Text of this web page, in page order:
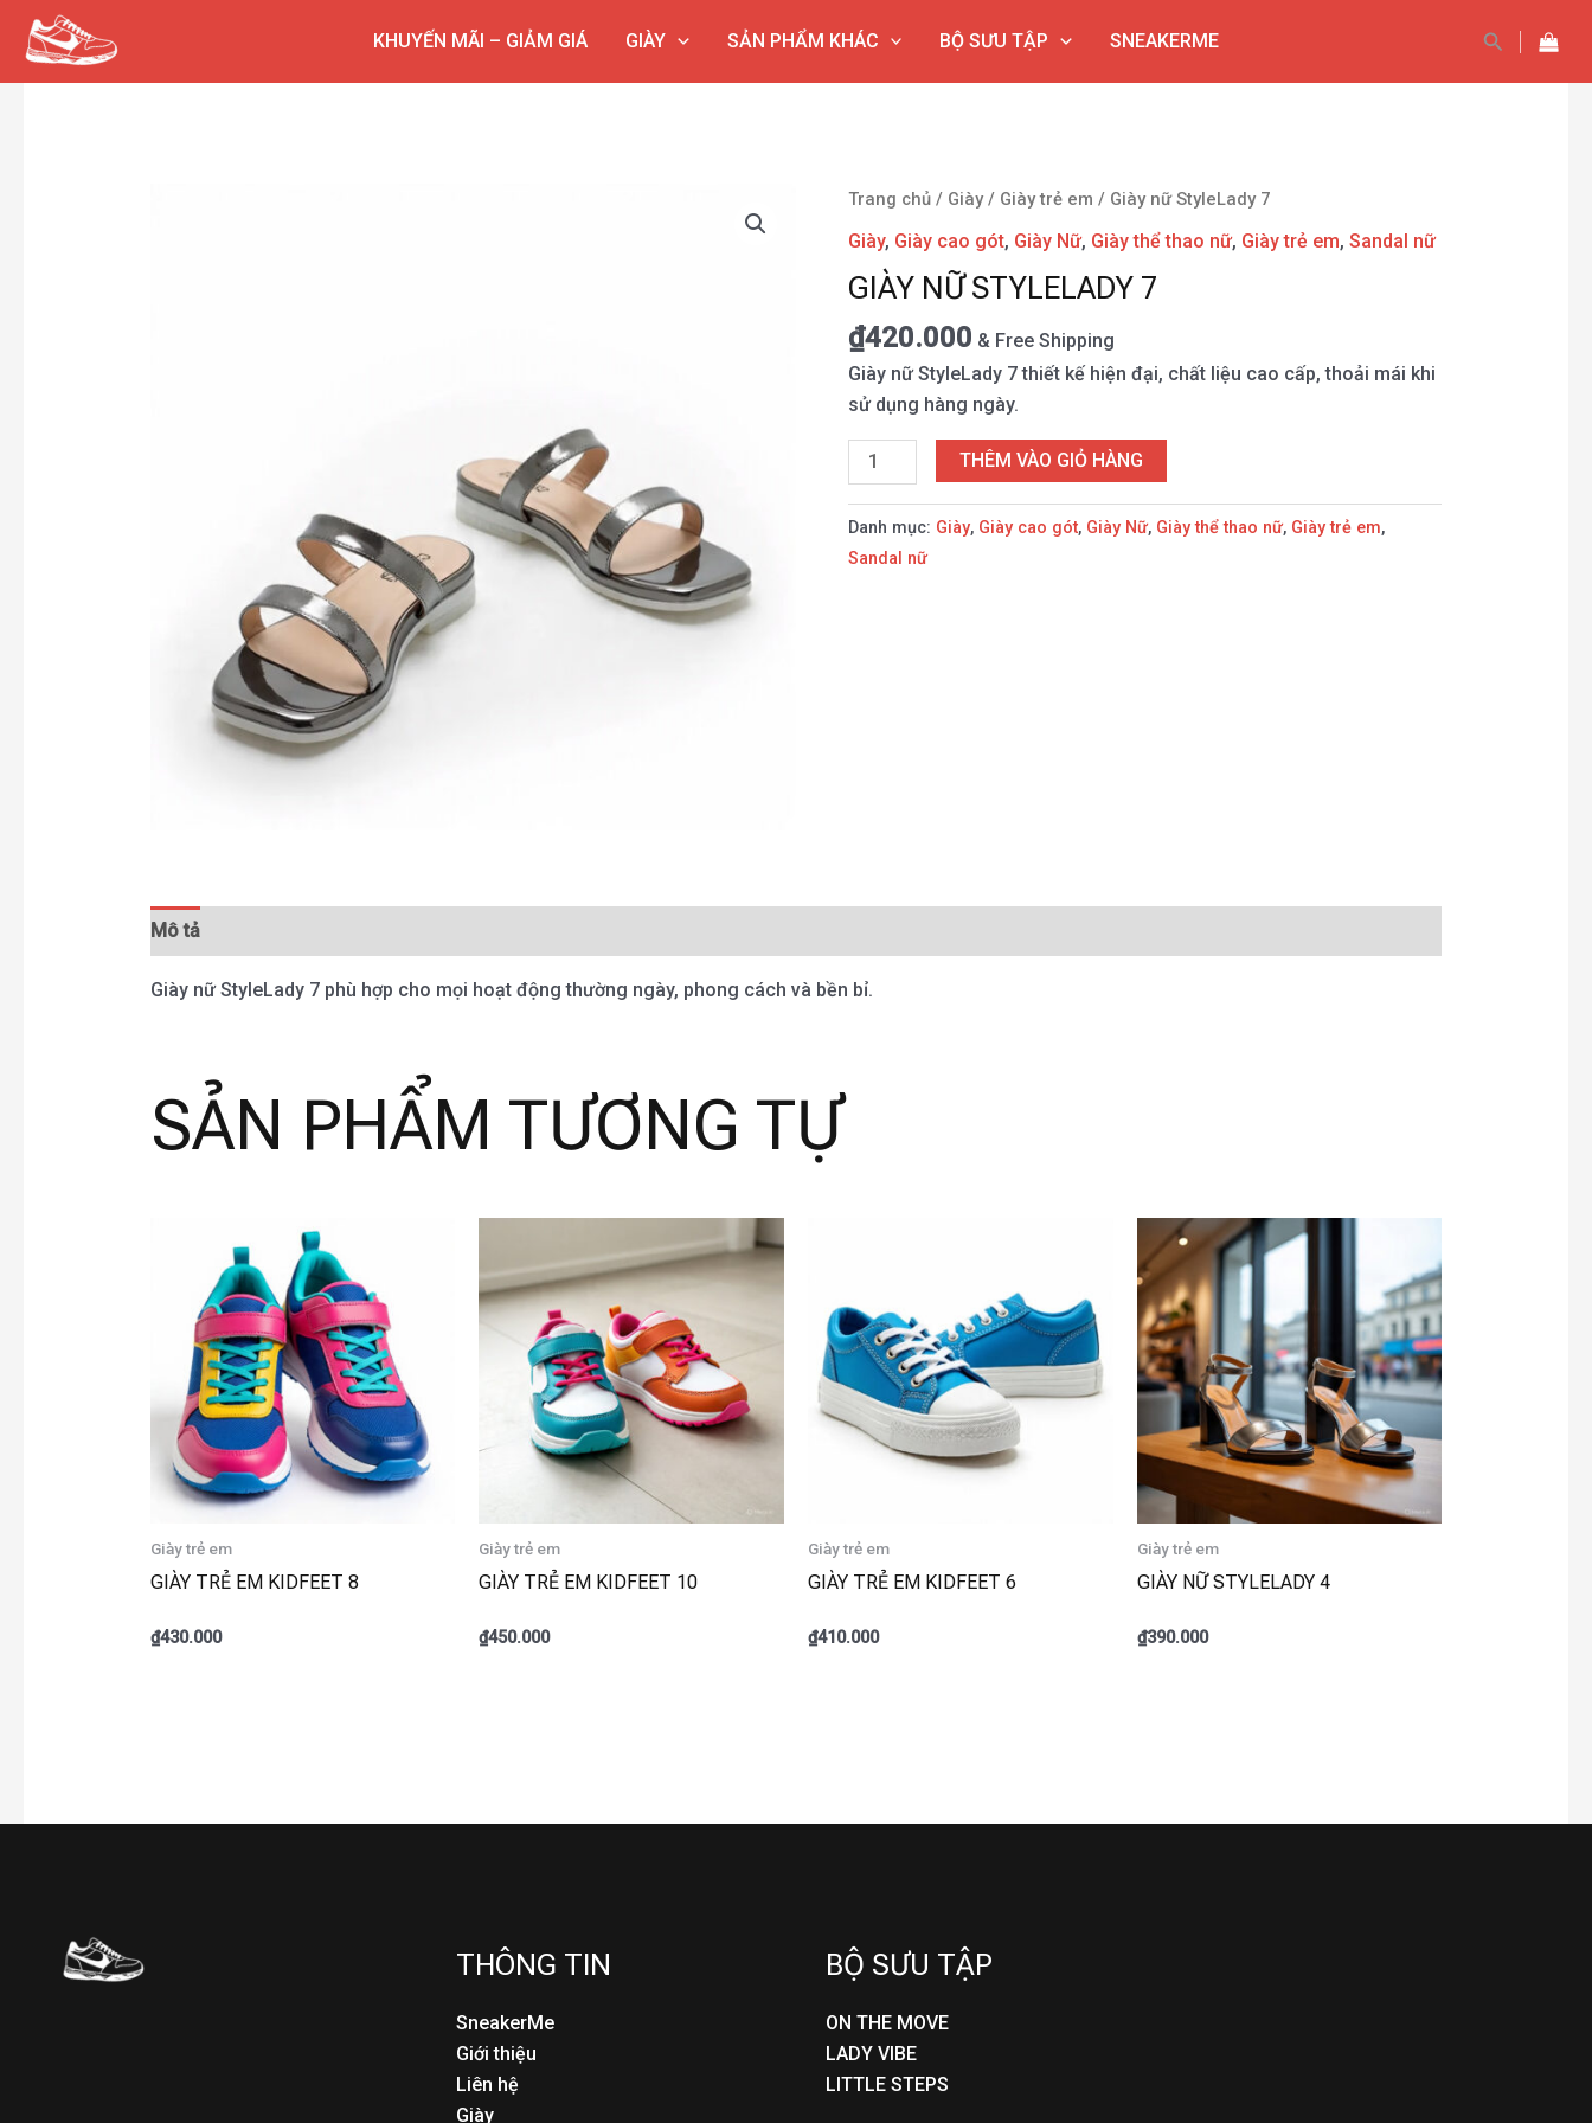
Nhảy
KHUYẾN MÃI – GIẢM GIÁ GIÀY SẢN PHẨM KHÁC BỘ SƯU TẬP SNEAKERME
Tìm
Trang chủ/ Giày/ Giày trẻ em / Giày nữ StyleLady 7
Giày, Giày cao gót, Giày Nữ, Giày thể thao nữ, Giày trẻ em, Sandal nữ
GIÀY NỮ STYLELADY 7
₫420.000 & Free Shipping
Giày nữ StyleLady 7 thiết kế hiện đại, chất liệu cao cấp, thoải mái khi
sử dụng hàng ngày.
Giày
nữ
7
số
lượng
THÊM VÀO GIỎ HÀNG
Danh mục: Giày, Giày cao gót, Giày Nữ, Giày thể thao nữ, Giày trẻ em,
Sandal nữ
Mô tả
Giày nữ StyleLady 7 phù hợp cho mọi hoạt động thường ngày, phong cách và bền bỉ.
SẢN PHẨM TƯƠNG TỰ
Giày trẻ em
GIÀY TRẺ EM KIDFEET 8
₫430.000
Giày trẻ em
GIÀY TRẺ EM KIDFEET 10
₫450.000
Giày trẻ em
GIÀY TRẺ EM KIDFEET 6
₫410.000
Giày trẻ em
GIÀY NỮ STYLELADY 4
₫390.000
THÔNG TIN
SneakerMe
Giới thiệu
Liên hệ
Giày
BỘ SƯU TẬP
ON THE MOVE
LADY VIBE
LITTLE STEPS